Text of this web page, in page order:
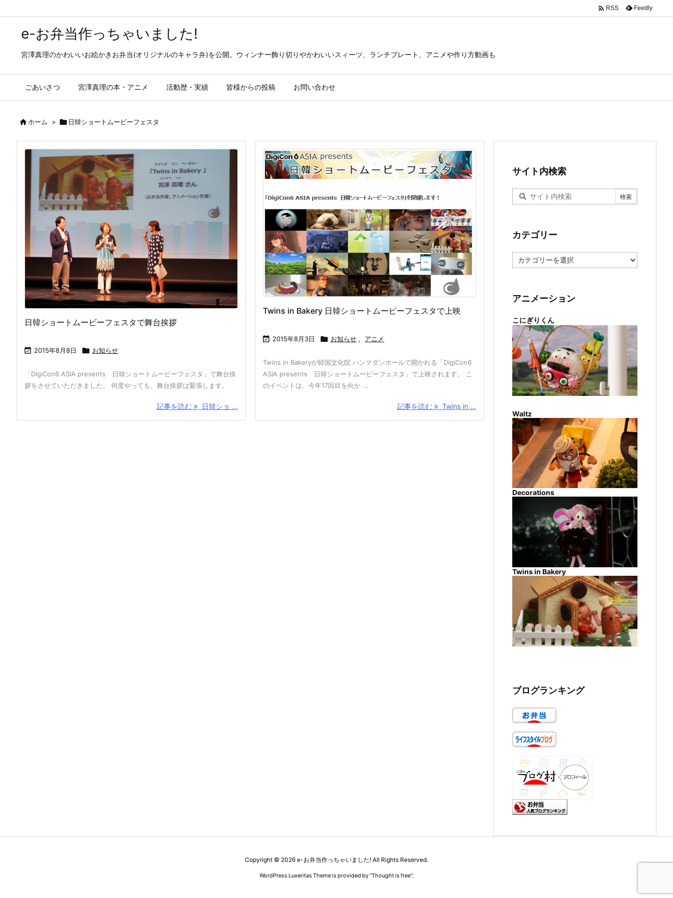
e-お弁当作っちゃいました!
宮澤真理のかわいいお絵かきお弁当(オリジナルのキャラ弁)を公開。ウィンナー飾り切りやかわいいスィーツ、ランチプレート、アニメや作り方動画も
ごあいさつ 宮澤真理の本・アニメ 活動歴・実績 皆様からの投稿 お問い合わせ
 RSS Feedly
ホーム >  日韓ショートムービーフェスタ
日韓ショートムービーフェスタで舞台挨拶
 2015年8月8日  お知らせ
「DigiCon6 ASIA presents 日韓ショートムービーフェスタ」で舞台挨
拶をさせていただきました。 何度やっても、舞台挨拶は緊張します。
記事を読む 日韓ショ ...
Twins in Bakery 日韓ショートムービーフェスタで上映
 2015年8月3日  お知らせ , アニメ
Twins in Bakeryが韓国文化院 ハンマダンホールで開かれる「DigiCon6
ASIA presents 日韓ショートムービーフェスタ」で上映されます。 こ
のイベントは、今年17回目を向か ...
記事を読む Twins in ...
サイト内検索
カテゴリー
テ
ー
アニメーション
こにぎりくん
Waltz
Decorations
Twins in Bakery
ブログランキング
Copyright © 2026 e-お弁当作っちゃいました! All Rights Reserved.
WordPress Luxeritas Theme is provided by "Thought is free".